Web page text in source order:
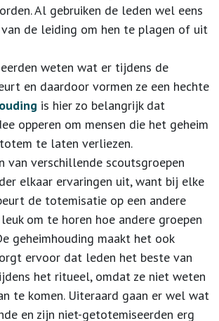
Al gebruiken de leden wel eens
de leiding om hen te plagen of uit
weten wat er tijdens de
en daardoor vormen ze een hechte
is hier zo belangrijk dat
opperen om mensen die het geheim
te laten verliezen.
van verschillende scoutsgroepen
elkaar ervaringen uit, want bij elke
de totemisatie op een andere
om te horen hoe andere groepen
geheimhouding maakt het ook
ervoor dat leden het beste van
het ritueel, omdat ze niet weten
te komen. Uiteraard gaan er wel wat
en zijn niet-getotemiseerden erg